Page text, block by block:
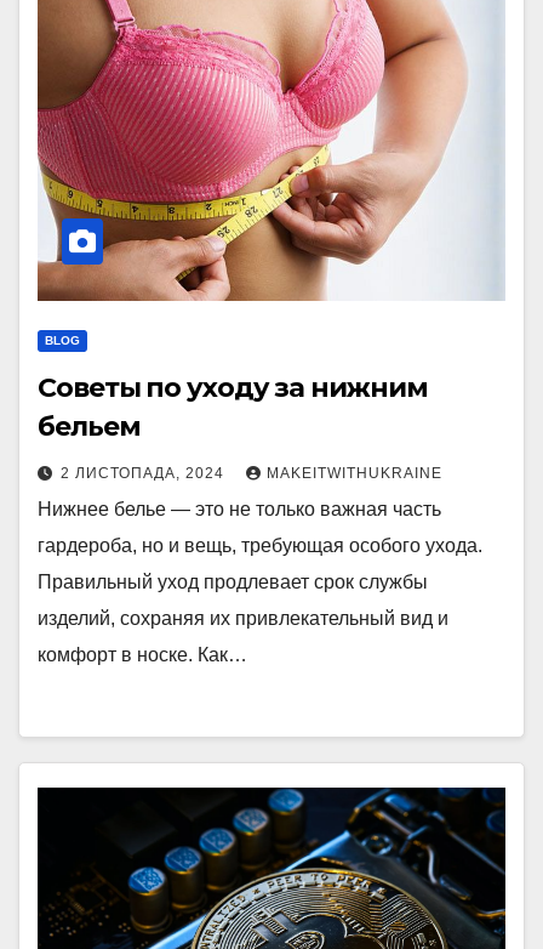
BLOG
Советы по уходу за нижним
бельем
2 ЛИСТОПАДА, 2024 MAKEITWITHUKRAINE
Нижнее белье — это не только важная часть
гардероба, но и вещь, требующая особого ухода.
Правильный уход продлевает срок службы
изделий, сохраняя их привлекательный вид и
комфорт в носке. Как…